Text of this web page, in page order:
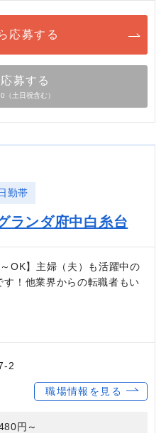
応募する
募する
（土日祝含む）
勤帯
ランダ府中白糸台
～OK】主婦（夫）も活躍中の
す！他業界からの転職者もい
2
職場情報を見る
円～